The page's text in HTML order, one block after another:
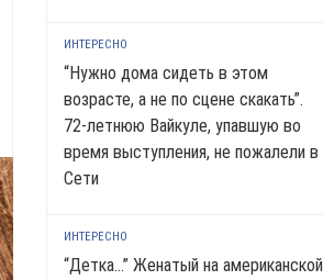
ИНТЕРЕСНО
“Нужно дома сидеть в этом
возрасте, а не по сцене скакать”.
72-летнюю Вайкуле, упавшую во
время выступления, не пожалели в
Сети
ИНТЕРЕСНО
“Детка…” Женатый на американской